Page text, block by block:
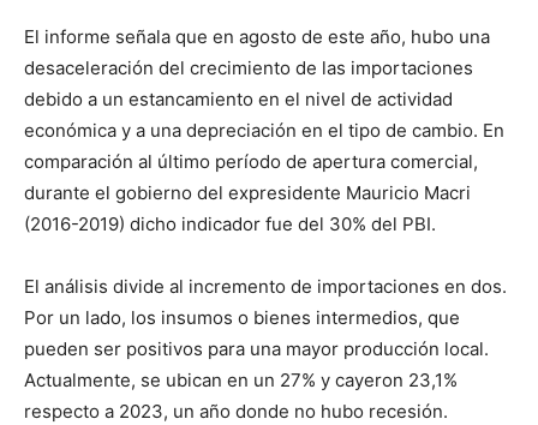
El informe señala que en agosto de este año, hubo una
desaceleración del crecimiento de las importaciones
debido a un estancamiento en el nivel de actividad
económica y a una depreciación en el tipo de cambio. En
comparación al último período de apertura comercial,
durante el gobierno del expresidente Mauricio Macri
(2016-2019) dicho indicador fue del 30% del PBI.
El análisis divide al incremento de importaciones en dos.
Por un lado, los insumos o bienes intermedios, que
pueden ser positivos para una mayor producción local.
Actualmente, se ubican en un 27% y cayeron 23,1%
respecto a 2023, un año donde no hubo recesión.